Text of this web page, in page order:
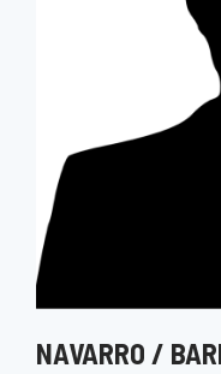
NAVARRO /